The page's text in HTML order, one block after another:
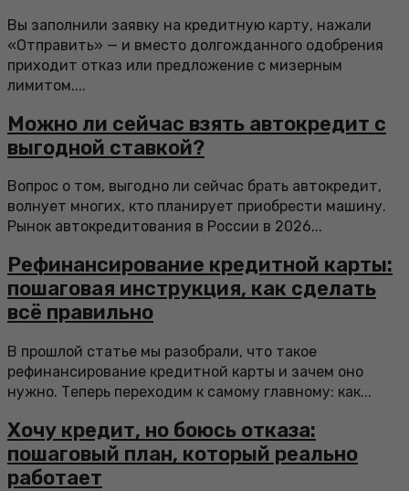
Вы заполнили заявку на кредитную карту, нажали
«Отправить» — и вместо долгожданного одобрения
приходит отказ или предложение с мизерным
лимитом....
Можно ли сейчас взять автокредит с
выгодной ставкой?
Вопрос о том, выгодно ли сейчас брать автокредит,
волнует многих, кто планирует приобрести машину.
Рынок автокредитования в России в 2026...
Рефинансирование кредитной карты:
пошаговая инструкция, как сделать
всё правильно
В прошлой статье мы разобрали, что такое
рефинансирование кредитной карты и зачем оно
нужно. Теперь переходим к самому главному: как...
Хочу кредит, но боюсь отказа:
пошаговый план, который реально
работает